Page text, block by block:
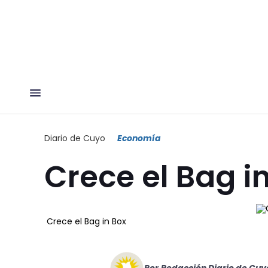
Diario de Cuyo Economía
Crece el Bag
Crece el Bag in Box